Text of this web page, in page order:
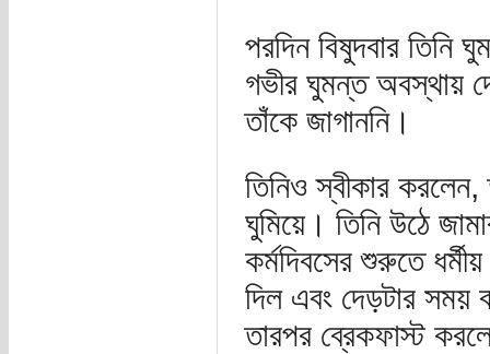
পরদিন বিষুদবার
গভীর ঘুমন্ত অবস্থায়
তাঁকে জাগাননি।
তিনিও স্বীকার
ঘুমিয়ে। তিনি উঠে
কর্মদিবসের শুরুতে
দিল এবং দেড়টার সময়
তারপর ব্রেকফাস্ট